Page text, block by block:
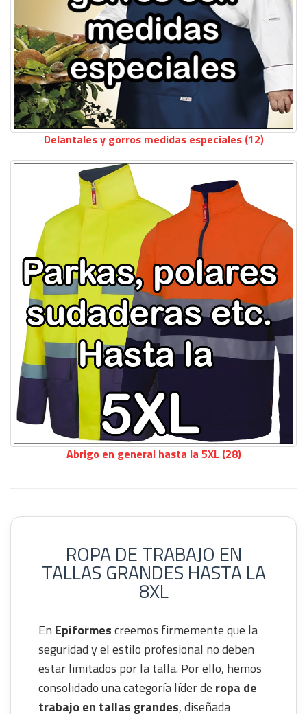
Delantales y gorros medidas especiales (12)
Abrigo en general hasta la 5XL (28)
ROPA DE TRABAJO EN
TALLAS GRANDES HASTA LA
8XL
En Epiformescreemos firmemente que la
seguridad y el estilo profesional no deben
estar limitados por la talla. Por ello, hemos
consolidado una categoría líder de ropa de
trabajo en tallas grandes, diseñada